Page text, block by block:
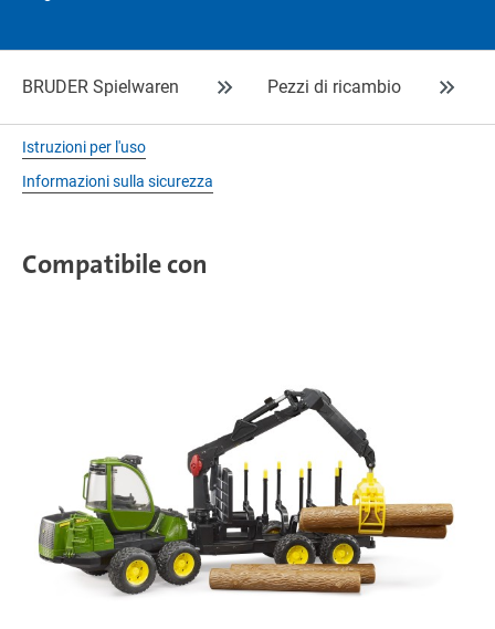
BRUDER Spielwaren Pezzi di ricambio
Istruzioni per l'uso
Informazioni sulla sicurezza
Compatibile con